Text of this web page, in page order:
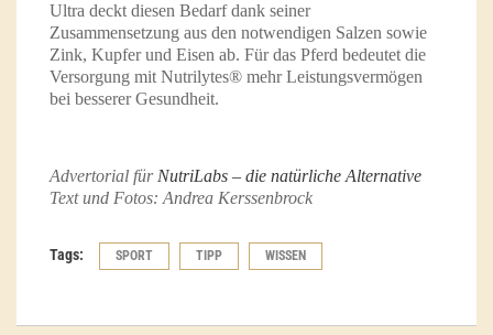
Ultra deckt diesen Bedarf dank seiner
Zusammensetzung aus den notwendigen Salzen sowie
Zink, Kupfer und Eisen ab. Für das Pferd bedeutet die
Versorgung mit Nutrilytes® mehr Leistungsvermögen
bei besserer Gesundheit.
Advertorial für NutriLabs – die natürliche Alternative
Text und Fotos: Andrea Kerssenbrock
Tags: SPORT TIPP WISSEN